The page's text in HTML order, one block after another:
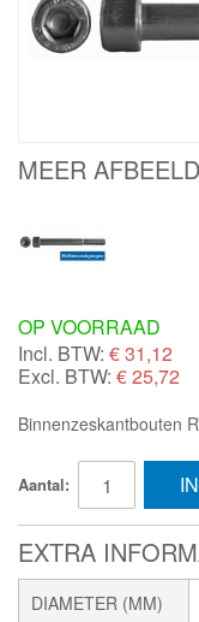
MEER
OP VOORRAAD
Incl. BTW: €31,12
Excl. BTW: € 25,72
Binnenzeskantbouten
Aantal:
EXTRA
DIAMETER (MM)